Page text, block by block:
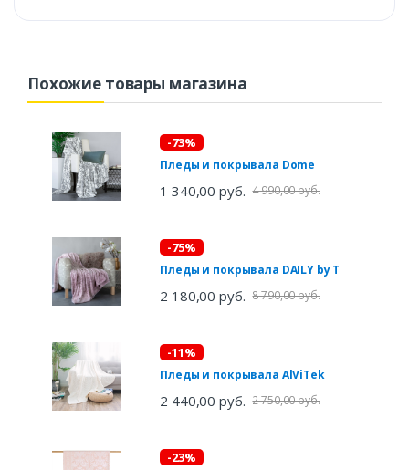
Похожие товары магазина
-73%
Пледы и покрывала Dome
1 340,00 руб. 4 990,00 руб.
-75%
Пледы и покрывала DAILY by T
2 180,00 руб. 8 790,00 руб.
-11%
Пледы и покрывала AlViTek
2 440,00 руб. 2 750,00 руб.
-23%